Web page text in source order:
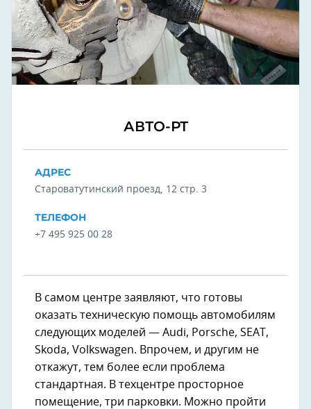
АВТО-РТ
АДРЕС
Староватутинский проезд, 12 стр. 3
ТЕЛЕФОН
+7 495 925 00 28
В самом центре заявляют, что готовы
оказать техническую помощь автомобилям
следующих моделей — ​Audi​, Porsche, ​SEAT​,
Skoda, ​Volkswagen. Впрочем, и другим не
откажут, тем более если проблема
стандартная. В техцентре просторное
помещение, три парковки. Можно пройти